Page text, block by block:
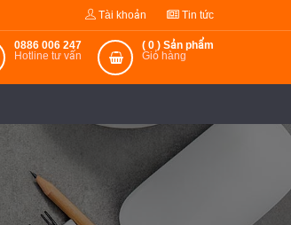
Tài khoản Tin tức
0886 006 247
Hotline tư vấn
( 0 ) Sản phẩm
Giỏ hàng